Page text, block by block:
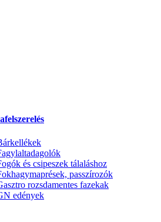
és csipeszek tálaláshoz
passzírozók
rozsdamentes fazekak
edények